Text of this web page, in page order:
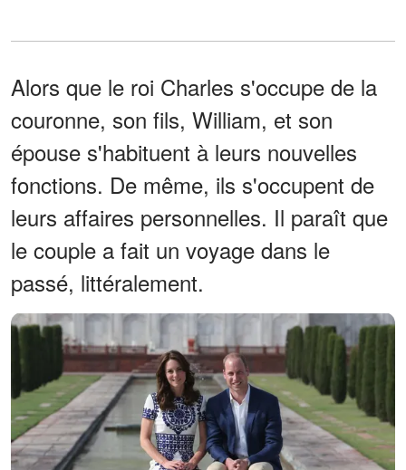
Alors que le roi Charles s'occupe de la
couronne, son fils, William, et son
épouse s'habituent à leurs nouvelles
fonctions. De même, ils s'occupent de
leurs affaires personnelles. Il paraît que
le couple a fait un voyage dans le
passé, littéralement.